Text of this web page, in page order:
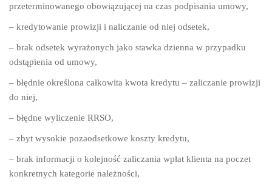
przeterminowanego obowiązującej na czas podpisania umowy,
– kredytowanie prowizji i naliczanie od niej odsetek,
– brak odsetek wyrażonych jako stawka dzienna w przypadku
odstąpienia od umowy,
– błędnie określona całkowita kwota kredytu – zaliczanie prowizji
do niej,
– błędne wyliczenie RRSO,
– zbyt wysokie pozaodsetkowe koszty kredytu,
– brak informacji o kolejność zaliczania wpłat klienta na poczet
konkretnych kategorie należności,